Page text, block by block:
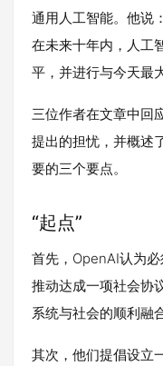
通用人工智能。他说
在未来十年内，人工
平，并进行与今天最
三位作者在文章中回
提出的担忧，并概述
要的三个要点。
“起点”
首先，OpenAI认为
推动达成一项社会协
系统与社会的顺利融
其次，他们提倡设立